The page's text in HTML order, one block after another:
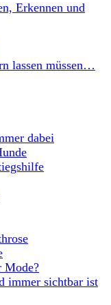
Erkennen und
lassen müssen…
dabei
Mode?
immer sichtbar ist